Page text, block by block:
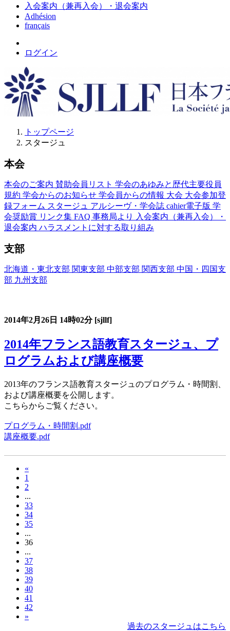
入会案内（兼再入会）・退会案内
Adhésion
français
ログイン
トップページ
スタージュ
本会
本会のご案内 賛助会員リスト 学会のあゆみと歴代主要役員
規約 学会からのお知らせ 学会員からの情報 大会 大会参加登
録フォーム スタージュ アルシーヴ・学会誌 cahier電子版 学
会奨励賞 リンク集 FAQ 事務局より
入会案内（兼再入会）・
退会案内 ハラスメントに対する取り組み
支部
北海道・東北支部 関東支部 中部支部 関西支部 中国・四国支
部 九州支部
2014年2月26日 14時02分 [sjllf]
2014年フランス語教育スタージュ、プ
ログラムおよび講座概要
2013年のフランス語教育スタージュのプログラム・時間割、
および講座概要を公開します。
こちらからご覧ください。
プログラム・時間割.pdf
講座概要.pdf
«
1
2
...
33
34
35
...
36
...
37
38
39
40
41
42
»
過去のスタージュはこちら